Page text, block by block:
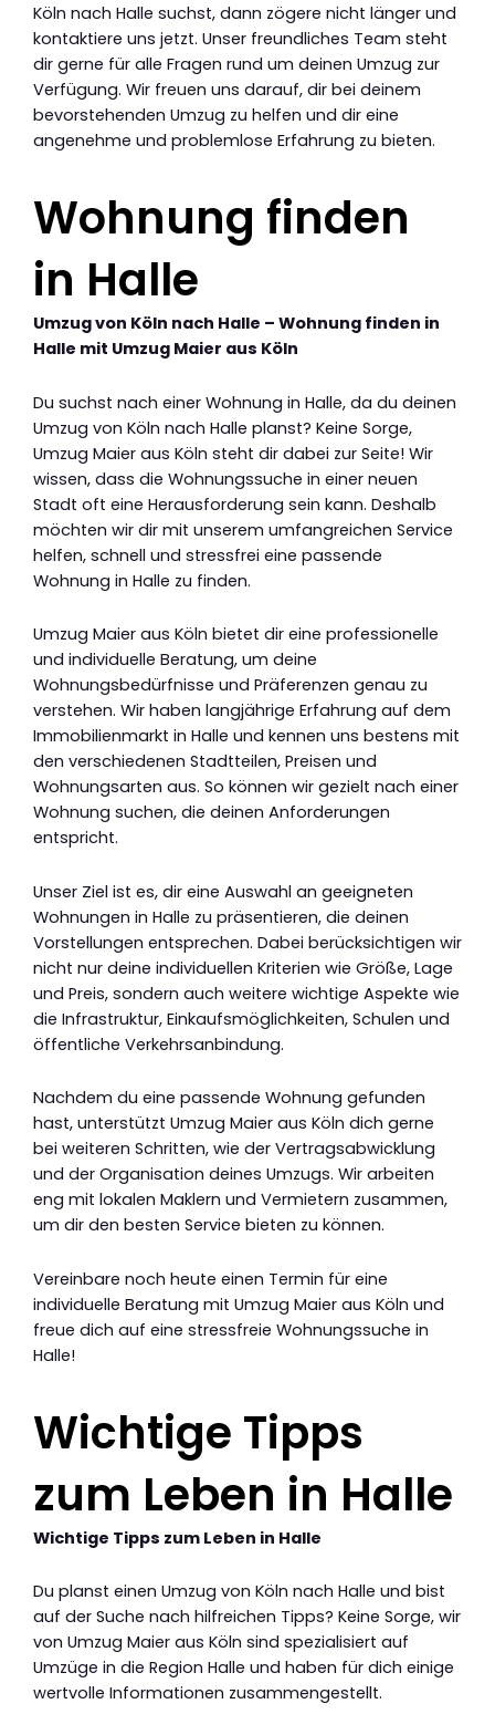
Köln nach Halle suchst, dann zögere nicht länger und
kontaktiere uns jetzt. Unser freundliches Team steht
dir gerne für alle Fragen rund um deinen Umzug zur
Verfügung. Wir freuen uns darauf, dir bei deinem
bevorstehenden Umzug zu helfen und dir eine
angenehme und problemlose Erfahrung zu bieten.
Wohnung finden
in Halle
Umzug von Köln nach Halle – Wohnung finden in
Halle mit Umzug Maier aus Köln
Du suchst nach einer Wohnung in Halle, da du deinen
Umzug von Köln nach Halle planst? Keine Sorge,
Umzug Maier aus Köln steht dir dabei zur Seite! Wir
wissen, dass die Wohnungssuche in einer neuen
Stadt oft eine Herausforderung sein kann. Deshalb
möchten wir dir mit unserem umfangreichen Service
helfen, schnell und stressfrei eine passende
Wohnung in Halle zu finden.
Umzug Maier aus Köln bietet dir eine professionelle
und individuelle Beratung, um deine
Wohnungsbedürfnisse und Präferenzen genau zu
verstehen. Wir haben langjährige Erfahrung auf dem
Immobilienmarkt in Halle und kennen uns bestens mit
den verschiedenen Stadtteilen, Preisen und
Wohnungsarten aus. So können wir gezielt nach einer
Wohnung suchen, die deinen Anforderungen
entspricht.
Unser Ziel ist es, dir eine Auswahl an geeigneten
Wohnungen in Halle zu präsentieren, die deinen
Vorstellungen entsprechen. Dabei berücksichtigen wir
nicht nur deine individuellen Kriterien wie Größe, Lage
und Preis, sondern auch weitere wichtige Aspekte wie
die Infrastruktur, Einkaufsmöglichkeiten, Schulen und
öffentliche Verkehrsanbindung.
Nachdem du eine passende Wohnung gefunden
hast, unterstützt Umzug Maier aus Köln dich gerne
bei weiteren Schritten, wie der Vertragsabwicklung
und der Organisation deines Umzugs. Wir arbeiten
eng mit lokalen Maklern und Vermietern zusammen,
um dir den besten Service bieten zu können.
Vereinbare noch heute einen Termin für eine
individuelle Beratung mit Umzug Maier aus Köln und
freue dich auf eine stressfreie Wohnungssuche in
Halle!
Wichtige Tipps
zum Leben in Halle
Wichtige Tipps zum Leben in Halle
Du planst einen Umzug von Köln nach Halle und bist
auf der Suche nach hilfreichen Tipps? Keine Sorge, wir
von Umzug Maier aus Köln sind spezialisiert auf
Umzüge in die Region Halle und haben für dich einige
wertvolle Informationen zusammengestellt.